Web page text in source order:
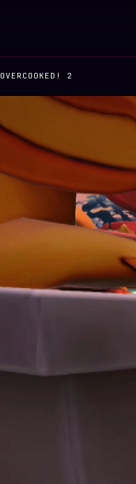
OVERCOOKED! 2